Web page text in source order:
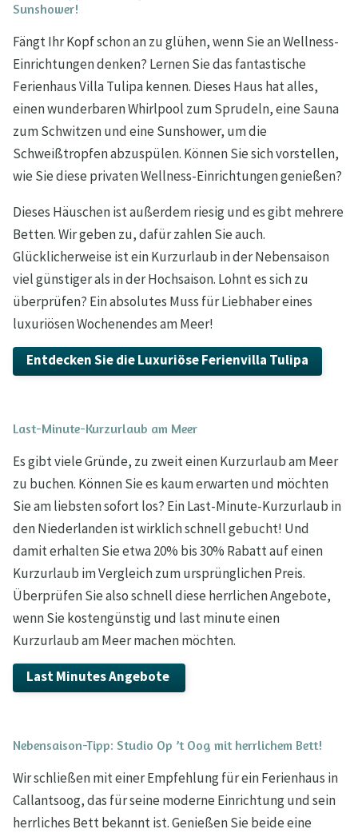
Sunshower!
Fängt Ihr Kopf schon an zu glühen, wenn Sie an Wellness-
Einrichtungen denken? Lernen Sie das fantastische
Ferienhaus Villa Tulipa kennen. Dieses Haus hat alles,
einen wunderbaren Whirlpool zum Sprudeln, eine Sauna
zum Schwitzen und eine Sunshower, um die
Schweißtropfen abzuspülen. Können Sie sich vorstellen,
wie Sie diese privaten Wellness-Einrichtungen genießen?
Dieses Häuschen ist außerdem riesig und es gibt mehrere
Betten. Wir geben zu, dafür zahlen Sie auch.
Glücklicherweise ist ein Kurzurlaub in der Nebensaison
viel günstiger als in der Hochsaison. Lohnt es sich zu
überprüfen? Ein absolutes Muss für Liebhaber eines
luxuriösen Wochenendes am Meer!
Entdecken Sie die Luxuriöse Ferienvilla Tulipa
Last-Minute-Kurzurlaub am Meer
Es gibt viele Gründe, zu zweit einen Kurzurlaub am Meer
zu buchen. Können Sie es kaum erwarten und möchten
Sie am liebsten sofort los? Ein Last-Minute-Kurzurlaub in
den Niederlanden ist wirklich schnell gebucht! Und
damit erhalten Sie etwa 20% bis 30% Rabatt auf einen
Kurzurlaub im Vergleich zum ursprünglichen Preis.
Überprüfen Sie also schnell diese herrlichen Angebote,
wenn Sie kostengünstig und last minute einen
Kurzurlaub am Meer machen möchten.
Last Minutes Angebote
Nebensaison-Tipp: Studio Op ’t Oog mit herrlichem Bett!
Wir schließen mit einer Empfehlung für ein Ferienhaus in
Callantsoog, das für seine moderne Einrichtung und sein
herrliches Bett bekannt ist. Genießen Sie beide eine